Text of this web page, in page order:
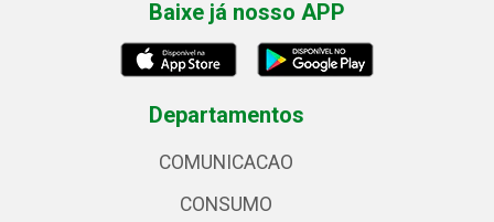
Baixe já nosso APP
Departamentos
COMUNICACAO
CONSUMO